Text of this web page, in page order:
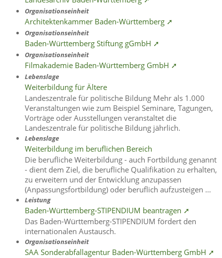
Organisationseinheit
Architektenkammer Baden-Württemberg ➚
Organisationseinheit
Baden-Württemberg Stiftung gGmbH ➚
Organisationseinheit
Filmakademie Baden-Württemberg GmbH ➚
Lebenslage
Weiterbildung für Ältere
Landeszentrale für politische Bildung Mehr als 1.000
Veranstaltungen wie zum Beispiel Seminare, Tagungen,
Vorträge oder Ausstellungen veranstaltet die
Landeszentrale für politische Bildung jährlich.
Lebenslage
Weiterbildung im beruflichen Bereich
Die berufliche Weiterbildung - auch Fortbildung genannt
- dient dem Ziel, die berufliche Qualifikation zu erhalten,
zu erweitern und der Entwicklung anzupassen
(Anpassungsfortbildung) oder beruflich aufzusteigen …
Leistung
Baden-Württemberg-STIPENDIUM beantragen ➚
Das Baden-Württemberg-STIPENDIUM fördert den
internationalen Austausch.
Organisationseinheit
SAA Sonderabfallagentur Baden-Württemberg GmbH ➚